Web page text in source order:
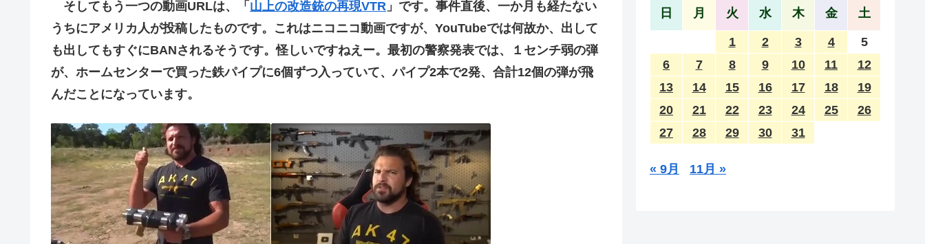
そしてもう一つの動画URLは、「 山上の改造銃の再現VTR 」です。事件直後、一か月も経たない
うちにアメリカ人が投稿したものです。これはニコニコ動画ですが、YouTubeでは何故か、出して
も出してもすぐにBANされるそうです。怪しいですねえー。最初の警察発表では、１センチ弱の弾
が、ホームセンターで買った鉄パイプに6個ずつ入っていて、パイプ2本で2発、合計12個の弾が飛
んだことになっています。
日 月 火 水 木 金 土
1 2 3 4
5
6
7 8 9 10 11
12
13
14 15 16 17 18
19
20
21 22 23 24 25
26
27
28 29 30 31
« 9月 11月 »